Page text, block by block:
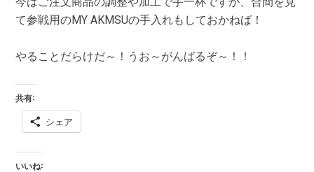
て参戦用のMY AKMSUの手入れもしておかねば！
やることだらけだ～！うお～がんばるぞ～！！
共有:
シェア
いいね: